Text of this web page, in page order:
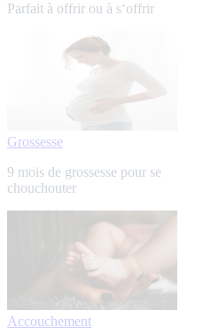
Parfait à offrir ou à s‘offrir
Grossesse
9 mois de grossesse pour se
chouchouter
Accouchement